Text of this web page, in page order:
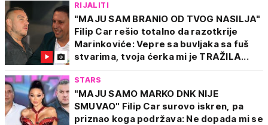
RIJALITI
"MAJU SAM BRANIO OD TVOG NASILJA"
Filip Car rešio totalno da razotkrije
Marinkoviće: Vepre sa buvljaka sa fuš
stvarima, tvoja ćerka mi je TRAŽILA...
STARS
"MAJU SAMO MARKO DNK NIJE
SMUVAO" Filip Car surovo iskren, pa
priznao koga podržava: Ne dopada mi se